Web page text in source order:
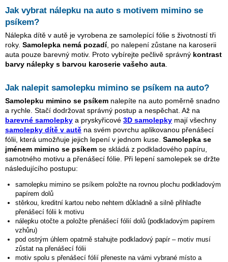
Jak vybrat nálepku na auto s motivem mimino se
psíkem?
Nálepka dítě v autě je vyrobena ze samolepící fólie s životností tři
roky. Samolepka nemá pozadí, po nalepení zůstane na karoserii
auta pouze barevný motiv. Proto vybírejte pečlivě správný kontrast
barvy nálepky s barvou karoserie vašeho auta
Jak nalepit samolepku mimino se psíkem na auto?
Samolepku mimino se psíkem nalepíte na auto poměrně snadno
a rychle. Stačí dodržovat správný postup a nespěchat. Až na
barevné samolepky a pryskyřicové 3D samolepky mají všechny
samolepky dítě v autě na svém povrchu aplikovanou přenášecí
fólii, která umožňuje jejich lepení v jednom kuse. Samolepka se
jménem mimino se psíkem se skládá z podkladového papíru,
samotného motivu a přenášecí fólie. Při lepení samolepek se držte
následujícího postupu:
samolepku mimino se psíkem položte na rovnou plochu podkladovým
papírem dolů
stěrkou, kreditní kartou nebo nehtem důkladně a silně přihlaďte
přenášecí fólii k motivu
nálepku otočte a položte přenášecí fólií dolů (podkladovým papírem
vzhůru)
pod ostrým úhlem opatrně stahujte podkladový papír – motiv musí
zůstat na přenášecí fólii
motiv spolu s přenášecí fólií přeneste na vámi vybrané místo a